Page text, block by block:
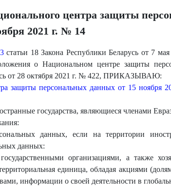
центра защиты
2021 г. № 14
статьи 18 Закона Республики Беларусь от 7
о Национальном центре защиты
от 28 октября 2021 г. № 422, ПРИКАЗЫВАЮ:
защиты персональных данных от 15 ноября
государства, являющиеся членами
данных, если на территории
данных:
организациями, а также
единица, обладая акциями
информации о своей деятельности в